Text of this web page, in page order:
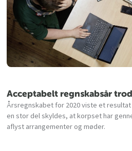
Acceptabelt regnskabsår
Årsregnskabet for 2020 viste et
en stor del skyldes, at korpset har
aflyst arrangementer og møder.